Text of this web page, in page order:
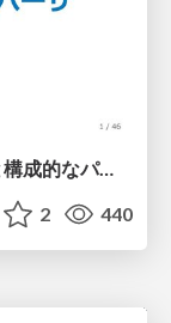
壊れたパーサから始める関数型設計と構成的なパーサ #fp_matsuri
2 440